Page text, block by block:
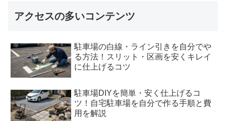
アクセスの多いコンテンツ
駐車場の白線・ライン引きを自分でや
る方法！スリット・区画を安くキレイ
に仕上げるコツ
駐車場DIYを簡単・安く仕上げるコ
ツ！自宅駐車場を自分で作る手順と費
用を解説